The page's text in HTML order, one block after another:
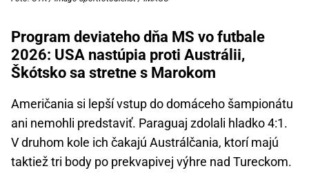
Program deviateho dňa MS vo futbale
2026: USA nastúpia proti Austrálii,
Škótsko sa stretne s Marokom
Američania si lepší vstup do domáceho šampionátu
ani nemohli predstaviť. Paraguaj zdolali hladko 4:1.
V druhom kole ich čakajú Austrálčania, ktorí majú
taktiež tri body po prekvapivej výhre nad Tureckom.